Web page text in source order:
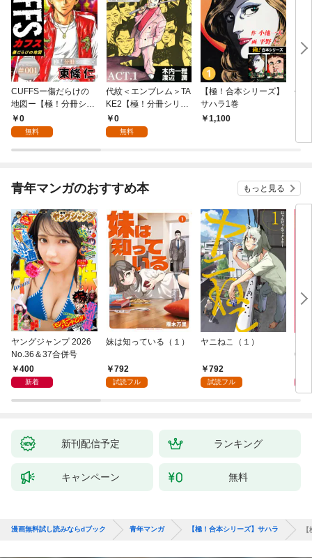
CUFFSー傷だらけの
地図ー【極！分冊シリ
ーズ】#001
0
無料
代紋＜エンブレム＞TA
KE2【極！分冊シリー
ズ】ACT.1
0
無料
【極！合本シリーズ】
サハラ1巻
1,100
代
青年マンガのおすすめ本 もっと見る
ヤングジャンプ 2026
No.36＆37合併号
400
新着
妹は知っている（１）
792
試読フル
ヤニねこ（１）
792
試読フル
6・
新刊配信予定 ランキング
キャンペーン 無料
漫画無料試し読みならdブック 青年マンガ 【極！合本シリーズ】サハラ